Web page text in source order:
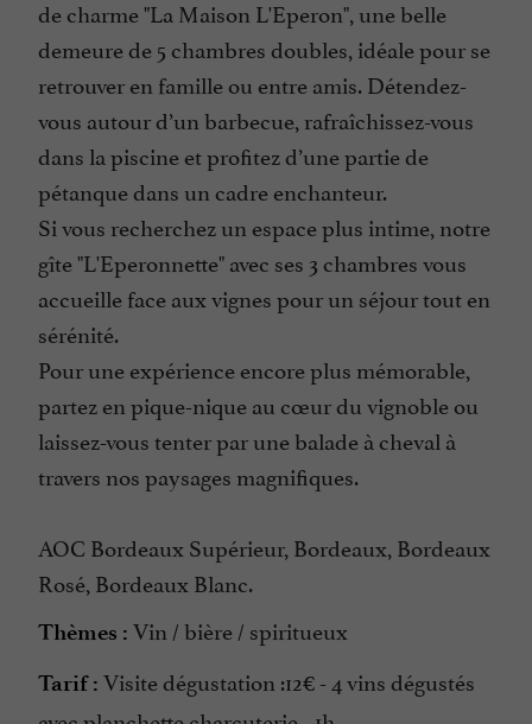
de charme "La Maison L'Eperon", une belle
demeure de 5 chambres doubles, idéale pour se
retrouver en famille ou entre amis. Détendez-
vous autour d’un barbecue, rafraîchissez-vous
dans la piscine et profitez d’une partie de
pétanque dans un cadre enchanteur.
Si vous recherchez un espace plus intime, notre
gîte "L'Eperonnette" avec ses 3 chambres vous
accueille face aux vignes pour un séjour tout en
sérénité.
Pour une expérience encore plus mémorable,
partez en pique-nique au cœur du vignoble ou
laissez-vous tenter par une balade à cheval à
travers nos paysages magnifiques.
AOC Bordeaux Supérieur, Bordeaux, Bordeaux
Rosé, Bordeaux Blanc.
Thèmes : Vin / bière / spiritueux
Tarif : Visite dégustation :12€ - 4 vins dégustés